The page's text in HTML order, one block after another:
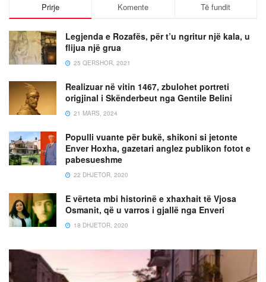
Prirje Komente Të fundit
Legjenda e Rozafës, për t’u ngritur një kala, u
flijua një grua
25 QERSHOR, 2021
Realizuar në vitin 1467, zbulohet portreti
origjinal i Skënderbeut nga Gentile Belini
21 MARS, 2024
Populli vuante për bukë, shikoni si jetonte
Enver Hoxha, gazetari anglez publikon fotot e
pabesueshme
22 DHJETOR, 2020
E vërteta mbi historinë e xhaxhait të Vjosa
Osmanit, që u varros i gjallë nga Enveri
18 DHJETOR, 2020